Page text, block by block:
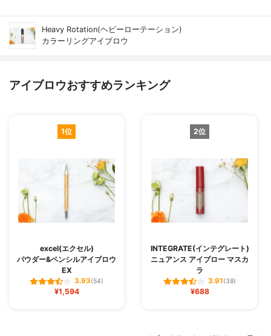
Heavy Rotation(ヘビーローテーション)
カラーリングアイブロウ
アイブロウおすすめランキング
1位
excel(エクセル)
パウダー&ペンシルアイブロウ
EX
3.93(54)
¥1,594
2位
INTEGRATE(インテグレート)
ニュアンス アイブロー マスカ
ラ
3.91(38)
¥688